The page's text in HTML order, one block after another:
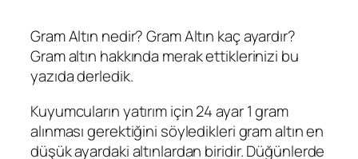
Gram Altın nedir? Gram Altın kaç ayardır?
Gram altın hakkında merak ettiklerinizi bu
yazıda derledik.
Kuyumcuların yatırım için 24 ayar 1 gram
alınması gerektiğini söyledikleri gram altın en
düşük ayardaki altınlardan biridir. Düğünlerde